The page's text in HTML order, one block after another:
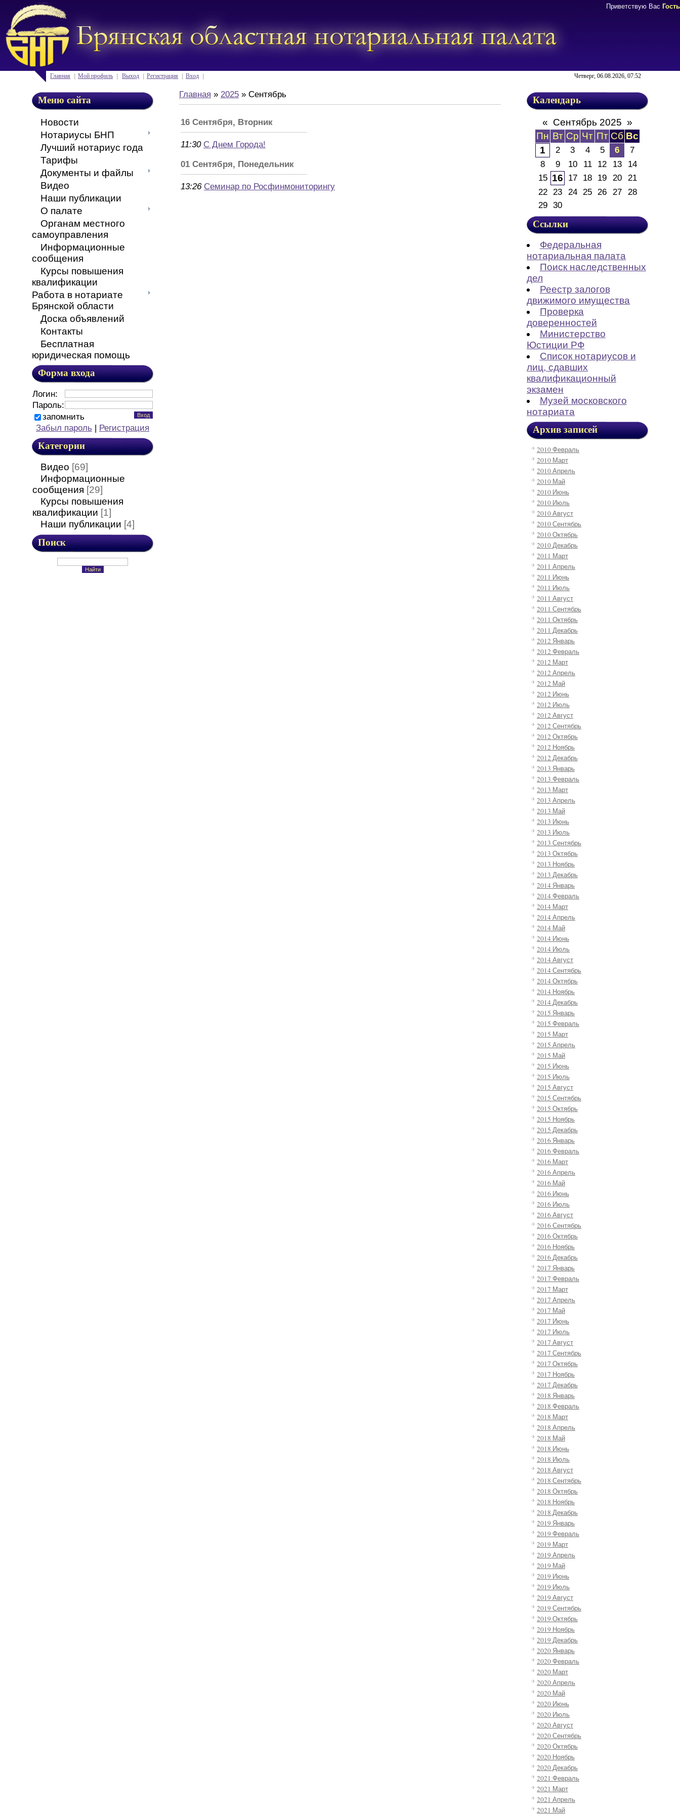
Приветствую Вас Гость
Главная Мой профиль Выход Регистрация Вход Четверг, 06.08.2026, 07:52
Меню сайта
Новости
Нотариусы БНП
Лучший нотариус года
Тарифы
Документы и файлы
Видео
Наши публикации
О палате
Органам местного
самоуправления
Информационные
сообщения
Курсы повышения
квалификации
Работа в нотариате
Брянской области
Доска объявлений
Контакты
Бесплатная
юридическая помощь
Форма входа
Логин:
Пароль:
запомнить
Забыл пароль | Регистрация
Категории
Видео [69]
Информационные
сообщения [29]
Курсы повышения
квалификации [1]
Наши публикации [4]
Поиск
Главная » 2025 » Сентябрь
16 Сентября, Вторник
11:30 С Днем Города!
01 Сентября, Понедельник
13:26 Семинар по Росфинмониторингу
Календарь
« Сентябрь 2025 »
Пн Вт Ср Чт Пт Сб Вс
1
2 3 4 5 6
7
8
9 10 11 12 13
14
15 16 17 18 19 20
21
22 23 24 25 26 27
28
29 30
Ссылки
Федеральная
нотариальная палата
Поиск наследственных
дел
Реестр залогов
движимого имущества
Проверка
доверенностей
Министерство
Юстиции РФ
Список нотариусов и
лиц, сдавших
квалификационный
экзамен
Музей московского
нотариата
Архив записей
2010 Февраль
2010 Март
2010 Апрель
2010 Май
2010 Июнь
2010 Июль
2010 Август
2010 Сентябрь
2010 Октябрь
2010 Декабрь
2011 Март
2011 Апрель
2011 Июнь
2011 Июль
2011 Август
2011 Сентябрь
2011 Октябрь
2011 Декабрь
2012 Январь
2012 Февраль
2012 Март
2012 Апрель
2012 Май
2012 Июнь
2012 Июль
2012 Август
2012 Сентябрь
2012 Октябрь
2012 Ноябрь
2012 Декабрь
2013 Январь
2013 Февраль
2013 Март
2013 Апрель
2013 Май
2013 Июнь
2013 Июль
2013 Сентябрь
2013 Октябрь
2013 Ноябрь
2013 Декабрь
2014 Январь
2014 Февраль
2014 Март
2014 Апрель
2014 Май
2014 Июнь
2014 Июль
2014 Август
2014 Сентябрь
2014 Октябрь
2014 Ноябрь
2014 Декабрь
2015 Январь
2015 Февраль
2015 Март
2015 Апрель
2015 Май
2015 Июнь
2015 Июль
2015 Август
2015 Сентябрь
2015 Октябрь
2015 Ноябрь
2015 Декабрь
2016 Январь
2016 Февраль
2016 Март
2016 Апрель
2016 Май
2016 Июнь
2016 Июль
2016 Август
2016 Сентябрь
2016 Октябрь
2016 Ноябрь
2016 Декабрь
2017 Январь
2017 Февраль
2017 Март
2017 Апрель
2017 Май
2017 Июнь
2017 Июль
2017 Август
2017 Сентябрь
2017 Октябрь
2017 Ноябрь
2017 Декабрь
2018 Январь
2018 Февраль
2018 Март
2018 Апрель
2018 Май
2018 Июнь
2018 Июль
2018 Август
2018 Сентябрь
2018 Октябрь
2018 Ноябрь
2018 Декабрь
2019 Январь
2019 Февраль
2019 Март
2019 Апрель
2019 Май
2019 Июнь
2019 Июль
2019 Август
2019 Сентябрь
2019 Октябрь
2019 Ноябрь
2019 Декабрь
2020 Январь
2020 Февраль
2020 Март
2020 Апрель
2020 Май
2020 Июнь
2020 Июль
2020 Август
2020 Сентябрь
2020 Октябрь
2020 Ноябрь
2020 Декабрь
2021 Февраль
2021 Март
2021 Апрель
2021 Май